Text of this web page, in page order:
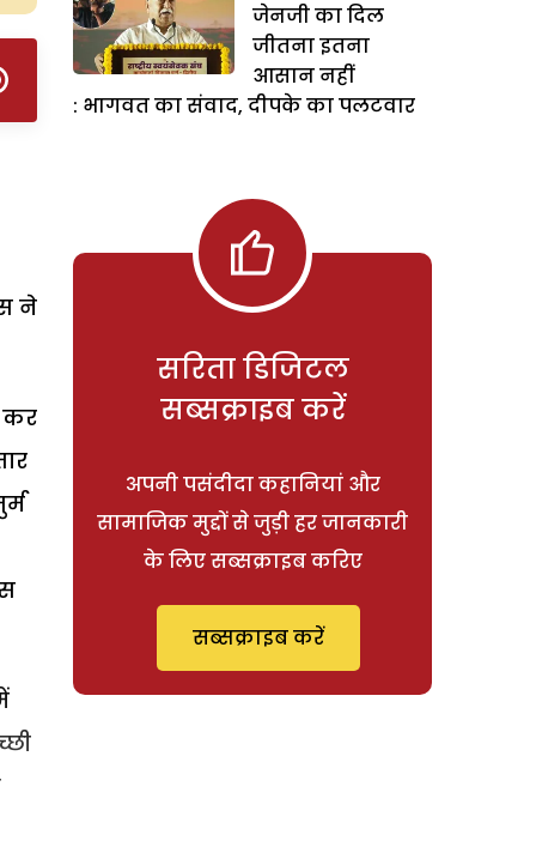
ने
कर
जेनजी का दिल
जीतना इतना
आसान नहीं
: भागवत का संवाद, दीपके का पलटवार
सरिता डिजिटल
सब्सक्राइब करें
अपनी पसंदीदा कहानियां और
सामाजिक मुद्दों से जुड़ी हर जानकारी
के लिए सब्सक्राइब करिए
सब्सक्राइब करें